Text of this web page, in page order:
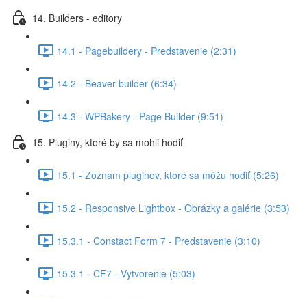
14. Builders - editory
14.1 - Pagebuildery - Predstavenie (2:31)
14.2 - Beaver builder (6:34)
14.3 - WPBakery - Page Builder (9:51)
15. Pluginy, ktoré by sa mohli hodiť
15.1 - Zoznam pluginov, ktoré sa môžu hodiť (5:26)
15.2 - Responsive Lightbox - Obrázky a galérie (3:53)
15.3.1 - Constact Form 7 - Predstavenie (3:10)
15.3.1 - CF7 - Vytvorenie (5:03)